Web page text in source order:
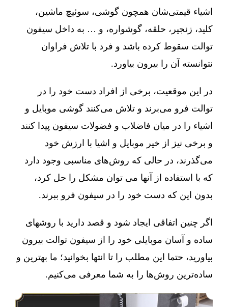
اشیاء قیمتی‌شان همچون گوشی، سوئیچ ماشین،
کلید، زنجیر، حلقه، گوشواره، و … به داخل سیفون
توالت سقوط کرده باشد و فرد با تلاش فراوان
نتوانسته آن را بیرون بیاورد.
در این موقعیت، برخی از افراد دست خود را در
توالت فرو می‌برند و تلاش می‌کنند گوشی موبایل و
اشیاء را در میان فاضلاب و فضولات سیفون پیدا کنند
و برخی نیز از خیر موبایل و اشیا با ارزش خود
می‌گذرند، در حالی که روش‌های مناسبی وجود دارد
که با استفاده از آنها می توان مشکل را حل کرد،
بدون این که دست خود را در سیفون فرو ببرند.
اگر چنین اتفاقی ایجاد شود و قصد دارید با روشهای
ساده و آسان موبایلی خود را از سیفون توالت بیرون
بیاورید، حتما این مطلب را تا انتها بخوانید؛ ما بهترین و
ساده‌ترین روش‌ها را به شما معرفی می‌کنیم.